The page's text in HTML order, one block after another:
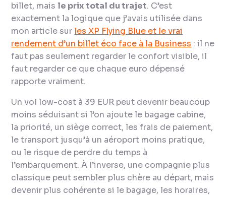
billet, mais le prix total du trajet. C’est
exactement la logique que j’avais utilisée dans
mon article surles XP Flying Blue et le vrai
rendement d’un billet éco face à la Business : il ne
faut pas seulement regarder le confort visible, il
faut regarder ce que chaque euro dépensé
rapporte vraiment.
Un vol low-cost à 39 EUR peut devenir beaucoup
moins séduisant si l’on ajoute le bagage cabine,
la priorité, un siège correct, les frais de paiement,
le transport jusqu’à un aéroport moins pratique,
ou le risque de perdre du temps à
l’embarquement. À l’inverse, une compagnie plus
classique peut sembler plus chère au départ, mais
devenir plus cohérente si le bagage, les horaires,